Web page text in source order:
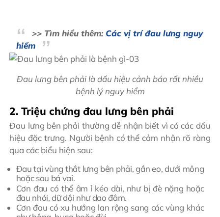
>> Tìm hiểu thêm: Các vị trí đau lưng nguy
hiểm
Đau lưng bên phải là dấu hiệu cảnh báo rất nhiều
bệnh lý nguy hiểm
2. Triệu chứng đau lưng bên phải
Đau lưng bên phải thường dễ nhận biết vì có các dấu
hiệu đặc trưng. Người bệnh có thể cảm nhận rõ ràng
qua các biểu hiện sau:
Đau tại vùng thắt lưng bên phải, gần eo, dưới mông
hoặc sau bả vai.
Cơn đau có thể âm ỉ kéo dài, như bị đè nặng hoặc
đau nhói, dữ dội như dao đâm.
Cơn đau có xu hướng lan rộng sang các vùng khác